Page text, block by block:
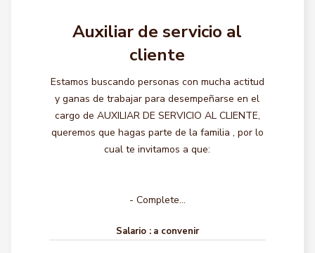
Auxiliar de servicio al
cliente
Estamos buscando personas con mucha actitud
y ganas de trabajar para desempeñarse en el
cargo de AUXILIAR DE SERVICIO AL CLIENTE,
queremos que hagas parte de la familia , por lo
cual te invitamos a que:
- Complete...
Salario : a convenir